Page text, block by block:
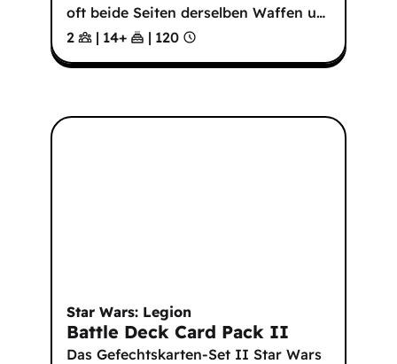
oft beide Seiten derselben Waffen u…
2
| 14+ | 120
Star Wars: Legion
Battle Deck Card Pack II
Das Gefechtskarten-Set II Star Wars